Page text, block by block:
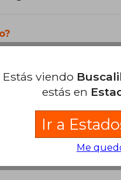
Blanda.
Estás viendo
estás en
Ir a
Me